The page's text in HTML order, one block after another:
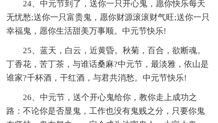
24、中元节到了，送你一只开心鬼，愿你快乐每天
无忧愁;送你一只富贵鬼，愿你财源滚滚财气旺;送你一只
幸福鬼，愿你生活甜美万事顺。中元节快乐!
25、蓝天，白云，近黄昏。秋菊，百合，欲断魂。
丁香花，苦丁茶，与谁话桑麻?中元节，最淡雅，依山是
谁家?千杯酒，干红酒，与君共消愁。中元节快乐!
26、中元节，送个开心鬼给你，教你走上成功之
路：不论你是否显鬼，工作也没有鬼贱之分，只要你鬼